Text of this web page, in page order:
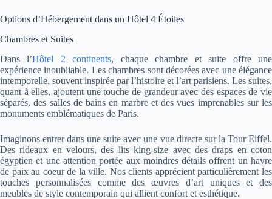
Options d’Hébergement dans un Hôtel 4 Étoiles
Chambres et Suites
Dans l’Hôtel 2 continents, chaque chambre et suite offre une
expérience inoubliable. Les chambres sont décorées avec une élégance
intemporelle, souvent inspirée par l’histoire et l’art parisiens. Les suites,
quant à elles, ajoutent une touche de grandeur avec des espaces de vie
séparés, des salles de bains en marbre et des vues imprenables sur les
monuments emblématiques de Paris.
Imaginons entrer dans une suite avec une vue directe sur la Tour Eiffel.
Des rideaux en velours, des lits king-size avec des draps en coton
égyptien et une attention portée aux moindres détails offrent un havre
de paix au coeur de la ville. Nos clients apprécient particulièrement les
touches personnalisées comme des œuvres d’art uniques et des
meubles de style contemporain qui allient confort et esthétique.